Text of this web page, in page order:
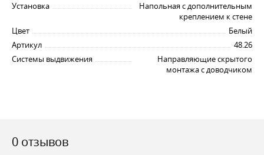
Установка
Напольная с дополнительным
креплением к стене
Цвет
Белый
Артикул
48.26
Системы выдвижения
Направляющие скрытого
монтажа с доводчиком
0 отзывов